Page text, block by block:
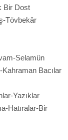
Bir Dost
Tövbekâr
Selamün
Bacılar
Yazıklar
Hatıralar-Bir